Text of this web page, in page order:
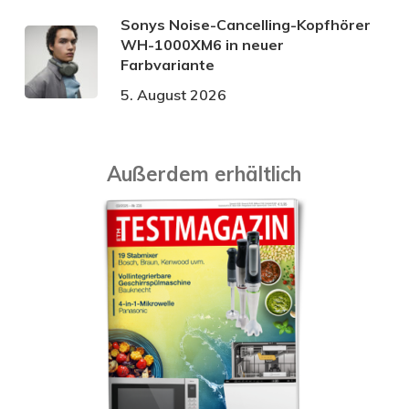
Sonys Noise-Cancelling-Kopfhörer
WH-1000XM6 in neuer
Farbvariante
5. August 2026
Außerdem erhältlich